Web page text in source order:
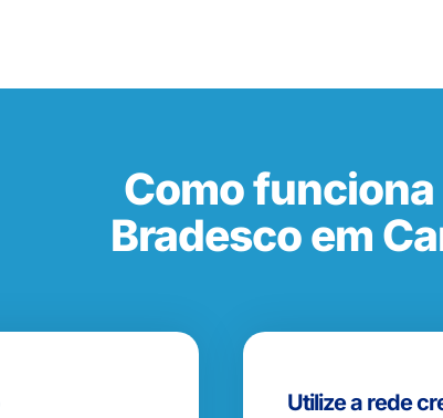
Como funciona
Bradesco em
Utilize a rede